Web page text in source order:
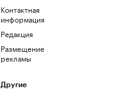
Контактная
информация
Редакция
Размещение
рекламы
Другие